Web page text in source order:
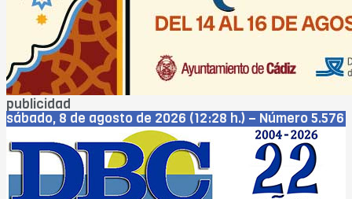
publicidad
sábado, 8 de agosto de 2026 (12:28 h.) – Número 5.576
Cádiz
Jerez
San Fernando